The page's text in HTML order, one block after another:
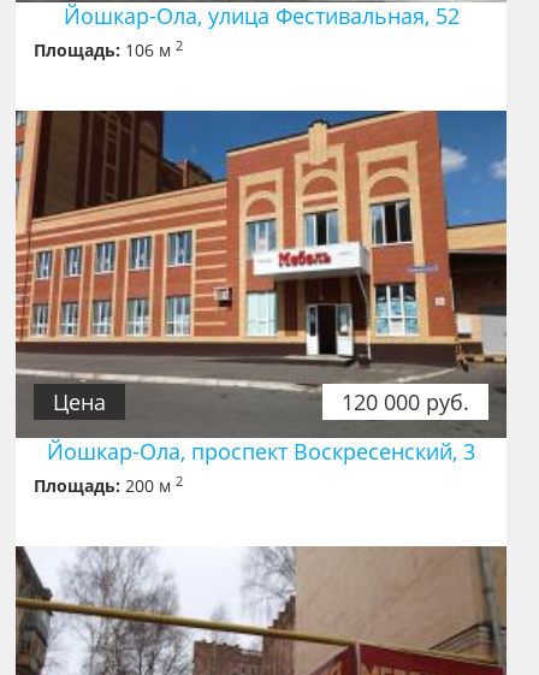
Йошкар-Ола, улица Фестивальная, 52
Площадь: 106 м2
120 000 руб.
Цена
Йошкар-Ола, проспект Воскресенский, 3
Площадь: 200 м2